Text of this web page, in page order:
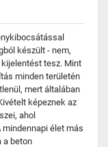
készült - nem,
tesz. Mint
minden területén
mert általában
képeznek az
ahol
élet más
a beton